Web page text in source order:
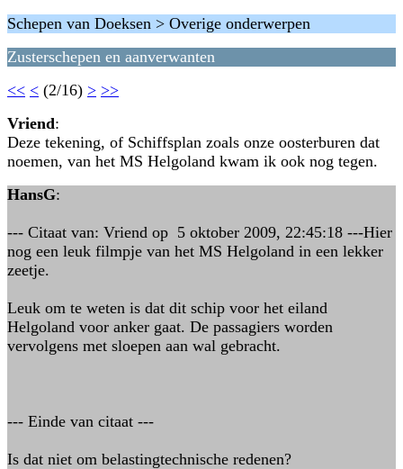
Schepen van Doeksen > Overige onderwerpen
Zusterschepen en aanverwanten
<< < (2/16) > >>
Vriend:
Deze tekening, of Schiffsplan zoals onze oosterburen dat
noemen, van het MS Helgoland kwam ik ook nog tegen.
HansG:
--- Citaat van: Vriend op 5 oktober 2009, 22:45:18 ---Hier
nog een leuk filmpje van het MS Helgoland in een lekker
zeetje.
Leuk om te weten is dat dit schip voor het eiland
Helgoland voor anker gaat. De passagiers worden
vervolgens met sloepen aan wal gebracht.
--- Einde van citaat ---
Is dat niet om belastingtechnische redenen?